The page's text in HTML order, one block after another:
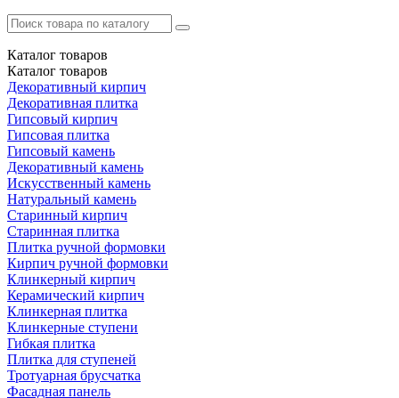
Каталог товаров
Каталог товаров
Декоративный кирпич
Декоративная плитка
Гипсовый кирпич
Гипсовая плитка
Гипсовый камень
Декоративный камень
Искусственный камень
Натуральный камень
Старинный кирпич
Старинная плитка
Плитка ручной формовки
Кирпич ручной формовки
Клинкерный кирпич
Керамический кирпич
Клинкерная плитка
Клинкерные ступени
Гибкая плитка
Плитка для ступеней
Тротуарная брусчатка
Фасадная панель